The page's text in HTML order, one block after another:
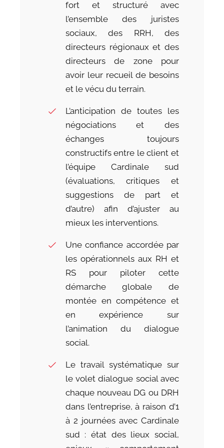
fort et structuré avec
l’ensemble des juristes
sociaux, des RRH, des
directeurs régionaux et des
directeurs de zone pour
avoir leur recueil de besoins
et le vécu du terrain.
L’anticipation de toutes les
négociations et des
échanges toujours
constructifs entre le client et
l’équipe Cardinale sud
(évaluations, critiques et
suggestions de part et
d’autre) afin d’ajuster au
mieux les interventions.
Une confiance accordée par
les opérationnels aux RH et
RS pour piloter cette
démarche globale de
montée en compétence et
en expérience sur
l’animation du dialogue
social.
Le travail systématique sur
le volet dialogue social avec
chaque nouveau DG ou DRH
dans l’entreprise, à raison d’1
à 2 journées avec Cardinale
sud : état des lieux social,